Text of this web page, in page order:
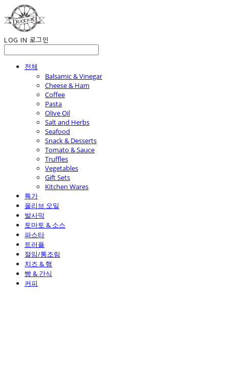
LOG IN 로그인
전체
Balsamic & Vinegar
Cheese & Ham
Coffee
Pasta
Olive Oil
Salt and Herbs
Seafood
Snack & Desserts
Tomato & Sauce
Truffles
Vegetables
Gift Sets
Kitchen Wares
특가
올리브 오일
발사믹
토마토 & 소스
파스타
트러플
절임/통조림
치즈 & 햄
빵 & 간식
커피